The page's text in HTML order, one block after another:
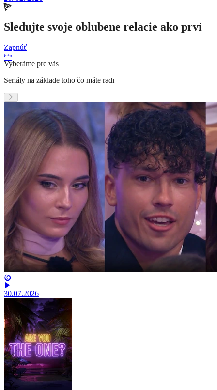
Sledujte svoje oblubene relacie ako prví
Zapnúť
Vyberáme pre vás
Seriály na základe toho čo máte radi
30.07.2026